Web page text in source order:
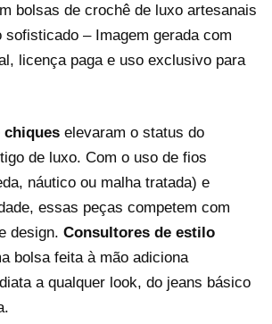
bolsas de crochê de luxo artesanais
sofisticado – Imagem gerada com
licença paga e uso exclusivo para
chiques elevaram o status do
de luxo. Com o uso de fios
náutico ou malha tratada) e
essas peças competem com
design. Consultores de estilo
bolsa feita à mão adiciona
a qualquer look, do jeans básico